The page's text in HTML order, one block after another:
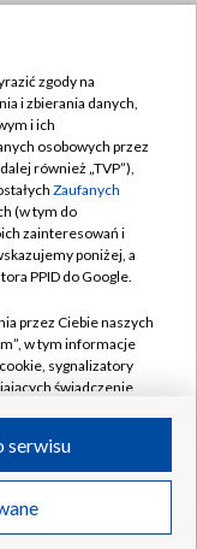
likwidacji
zgody na
i zbierania danych,
i ich
osobowych przez
również „TVP”),
Zaufanych
(w tym do
zainteresowań i
poniżej, a
PPID do Google.
przez Ciebie naszych
w tym informacje
sygnalizatory
świadczenie
przez Ciebie
IP, identyfikatory
serwisu